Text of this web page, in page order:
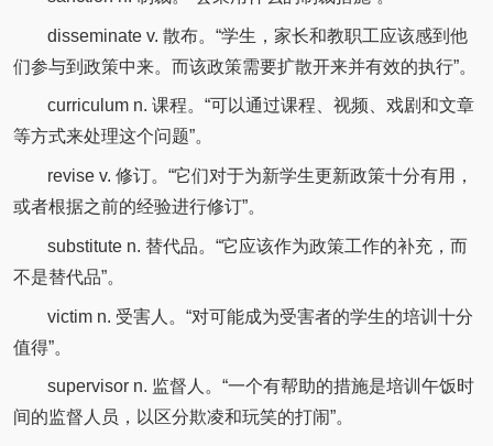
disseminate v. 散布。“学生，家长和教职工应该感到他
们参与到政策中来。而该政策需要扩散开来并有效的执行”。
curriculum n. 课程。“可以通过课程、视频、戏剧和文章
等方式来处理这个问题”。
revise v. 修订。“它们对于为新学生更新政策十分有用，
或者根据之前的经验进行修订”。
substitute n. 替代品。“它应该作为政策工作的补充，而
不是替代品”。
victim n. 受害人。“对可能成为受害者的学生的培训十分
值得”。
supervisor n. 监督人。“一个有帮助的措施是培训午饭时
间的监督人员，以区分欺凌和玩笑的打闹”。